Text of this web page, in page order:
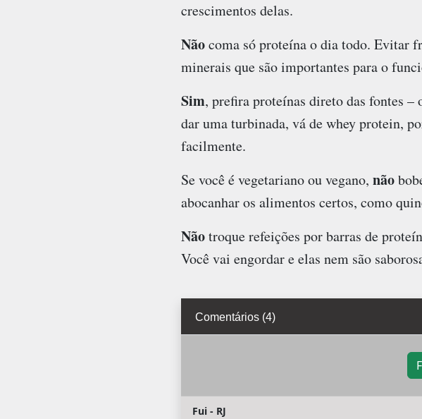
crescimentos delas.
Nãocoma só proteína o dia todo. Evitar
minerais que são importantes para o
Sim, prefira proteínas direto das fontes –
dar uma turbinada, vá de whey protein,
facilmente.
Se você é vegetariano ou vegano, não
abocanhar os alimentos certos, como
Nãotroque refeições por barras de
Você vai engordar e elas nem são
Comentários (4)
Fui - RJ